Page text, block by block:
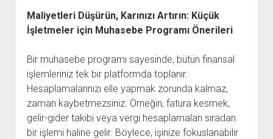
Maliyetleri Düşürün, Karınızı Artırın: Küçük
İşletmeler için Muhasebe Programı Önerileri
Bir muhasebe programı sayesinde, bütün finansal
işlemleriniz tek bir platformda toplanır.
Hesaplamalarınızı elle yapmak zorunda kalmaz,
zaman kaybetmezsiniz. Örneğin, fatura kesmek,
gelir-gider takibi veya vergi hesaplamaları sıradan
bir işlemi haline gelir. Böylece, işinize fokuslanabilir